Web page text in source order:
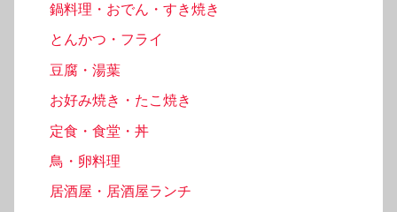
鍋料理・おでん・すき焼き
とんかつ・フライ
豆腐・湯葉
お好み焼き・たこ焼き
定食・食堂・丼
鳥・卵料理
居酒屋・居酒屋ランチ